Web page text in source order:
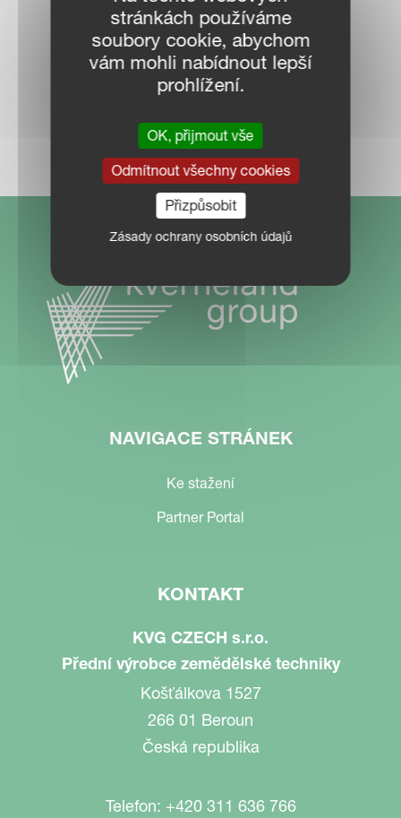
VAŠEM OKOLÍ
MAPA PRODEJCŮ
NAVIGACE STRÁNEK
Ke stažení
Partner Portal
KONTAKT
KVG CZECH s.r.o.
Přední výrobce zemědělské techniky
Košťálkova 1527
266 01 Beroun
Česká republika
Telefon: +420 311 636 766
stránkách používáme
soubory cookie, abychom
vám mohli nabídnout lepší
prohlížení.
OK, přijmout vše
Odmítnout všechny cookies
Přizpůsobit
Zásady ochrany osobních údajů